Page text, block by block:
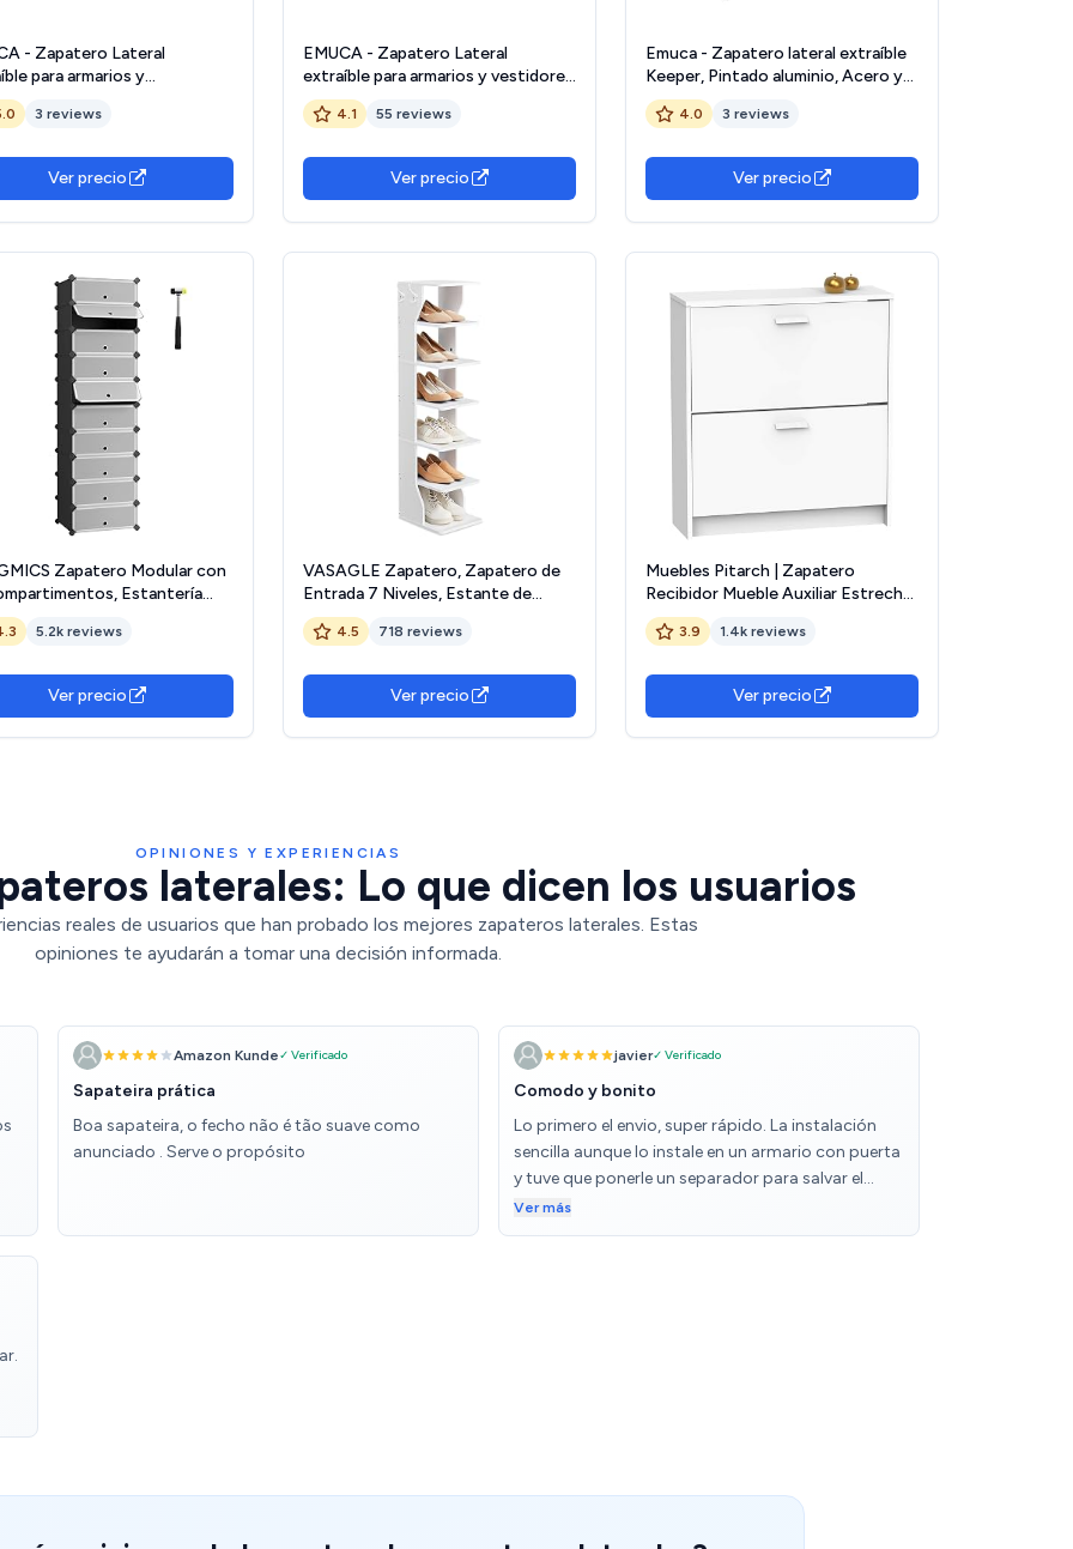
- Zapatero Lateral
para armarios y
Derecha, Acero, Titanio
3 reviews
Ver precio
EMUCA - Zapatero Lateral
extraíble para armarios y vestidores
Hack, Derecha, Pintado Color
Piedra Texturizado, Acero
4.1 55 reviews
Ver precio
Emuca - Zapatero lateral extraíble
Keeper, Pintado aluminio, Acero y
Plástico
4.0 3 reviews
Ver precio
Zapatero Modular con
Estantería
de Plástico, DIY, Zapatero
con Martillo, Negro
5.2k reviews
Ver precio
VASAGLE Zapatero, Zapatero de
Entrada 7 Niveles, Estante de
Zapatos Estrecho, para Pasillo,
Esquina, Vestidor, Blanco
Stewardship Council
4.5 718 reviews
Ver precio
Muebles Pitarch | Zapatero
Recibidor Mueble Auxiliar Estrecho
2 Puertas para Entrada Blanco, 12
Pares de Zapatos, 82x74x25cm,
3.9 1.4k reviews
Ver precio
OPINIONES Y EXPERIENCIAS
laterales: Lo que dicen los usuarios
reales de usuarios que han probado los mejores zapateros laterales. Estas
opiniones te ayudarán a tomar una decisión informada.
Amazon Kunde✓ Verificado
Sapateira prática
Boa sapateira, o fecho não é tão suave como
anunciado . Serve o propósito
javier✓ Verificado
Comodo y bonito
Lo primero el envio, super rápido. La instalación
sencilla aunque lo instale en un armario con puerta
y tuve que ponerle un separador para salvar el
grosor de la puerta. Y cómodo de utilizar y con
capacidad mas que de sobra para mis
Ver más